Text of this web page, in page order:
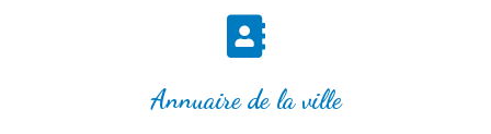
Annuaire de la ville